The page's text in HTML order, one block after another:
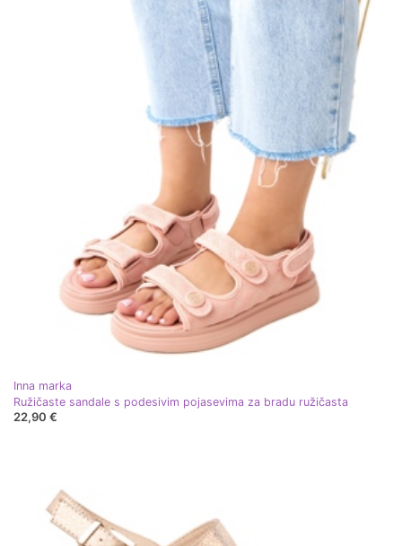
Inna marka
Ružičaste sandale s podesivim pojasevima za bradu ružičasta
22,90 €